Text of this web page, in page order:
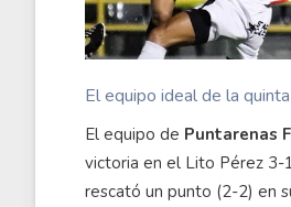
El equipo ideal de la
El equipo de Puntarenas
victoria en el Lito Pérez 3-
rescató un punto (2-2) en